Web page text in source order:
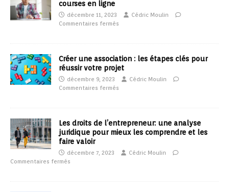
courses en ligne
décembre 11, 2023
Cédric Moulin
Commentaires fermés
Créer une association : les étapes clés pour
réussir votre projet
décembre 9, 2023
Cédric Moulin
Commentaires fermés
Les droits de l’entrepreneur: une analyse
juridique pour mieux les comprendre et les
faire valoir
décembre 7, 2023
Cédric Moulin
Commentaires fermés